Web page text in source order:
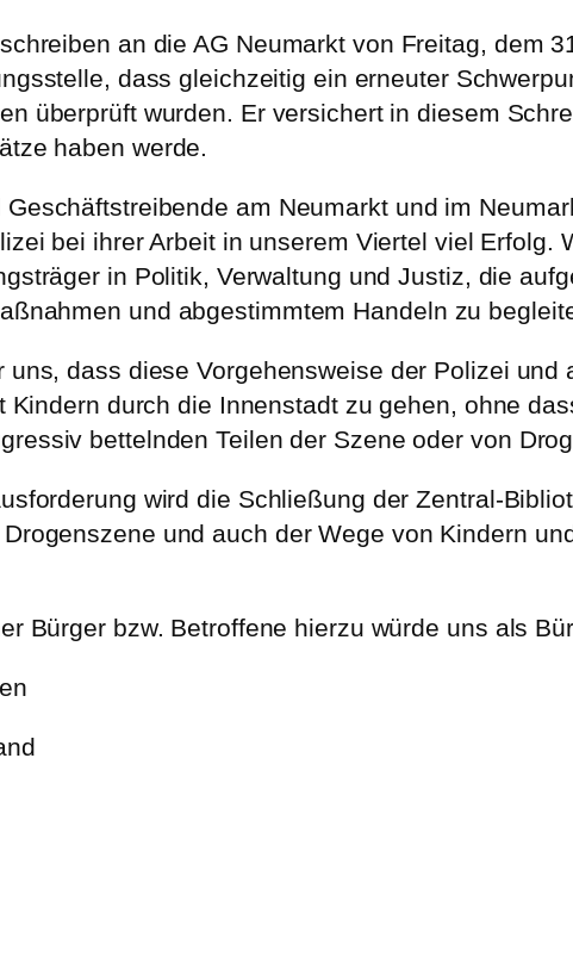
an die AG Neumarkt von Freitag, dem
dass gleichzeitig ein erneuter
überprüft wurden. Er versichert in diesem
haben werde.
am Neumarkt und im
bei ihrer Arbeit in unserem Viertel viel
in Politik, Verwaltung und Justiz, die
und abgestimmtem Handeln zu
uns, dass diese Vorgehensweise der Polizei
Kindern durch die Innenstadt zu gehen, ohne
bettelnden Teilen der Szene oder von
wird die Schließung der Zentral-
und auch der Wege von Kindern
Bürger bzw. Betroffene hierzu würde uns als